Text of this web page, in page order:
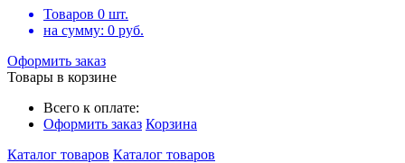
Товаров 0 шт.
на сумму: 0 руб.
Оформить заказ
Товары в корзине
Всего к оплате:
Оформить заказ Корзина
Каталог товаров Каталог товаров